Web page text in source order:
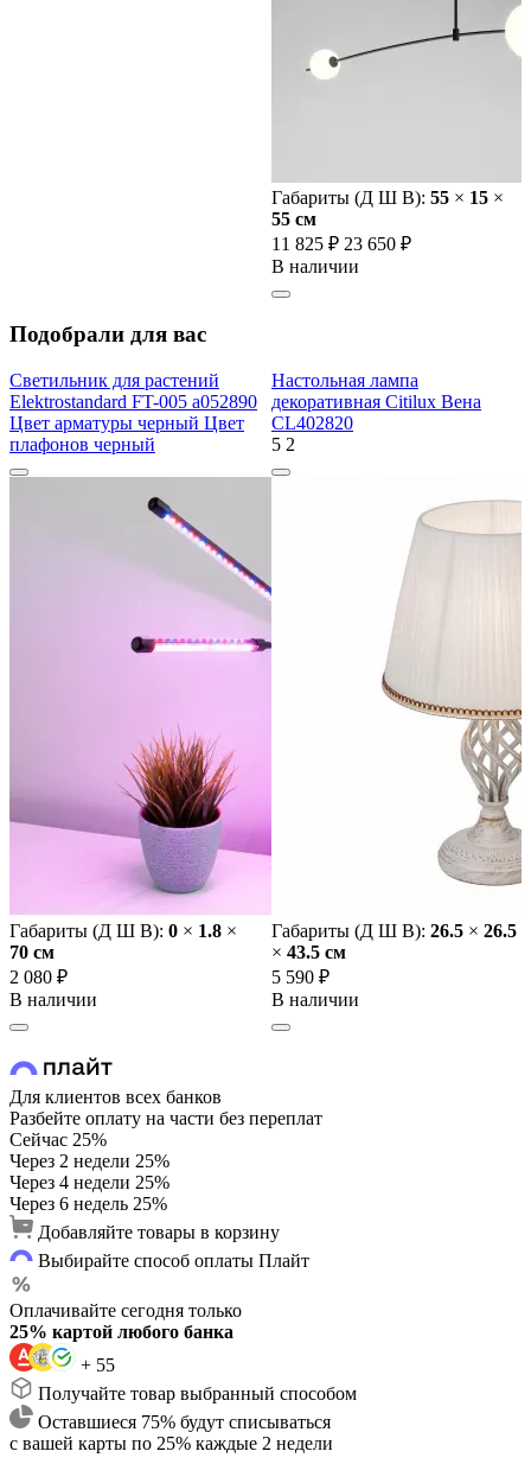
Габариты (Д Ш В): 55 × 15 ×
55 cм
11 825 ₽ 23 650 ₽
В наличии
Подобрали для вас
Светильник для растений
Elektrostandard FT-005 a052890
Цвет арматуры черный Цвет
плафонов черный
Габариты (Д Ш В): 0 × 1.8 ×
70 cм
2 080 ₽
В наличии
Настольная лампа
декоративная Citilux Вена
CL402820
5 2
Габариты (Д Ш В): 26.5 × 26.5
× 43.5 cм
5 590 ₽
В наличии
Для клиентов всех банков
Разбейте оплату на части без переплат
Сейчас 25%
Через 2 недели 25%
Через 4 недели 25%
Через 6 недель 25%
Добавляйте товары в корзину
Выбирайте способ оплаты Плайт
Оплачивайте сегодня только
25% картой любого банка
+ 55
Получайте товар выбранный способом
Оставшиеся 75% будут списываться
с вашей карты по 25% каждые 2 недели